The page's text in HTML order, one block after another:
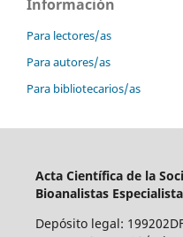
Información
Para lectores/as
Para autores/as
Para bibliotecarios/as
Acta Científica de la
Bioanalistas
Depósito legal: